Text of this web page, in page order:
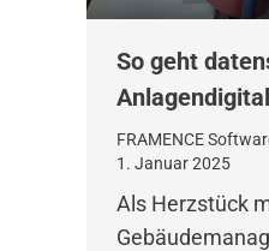
So geht
FRAMENCE
1. Januar 2025
Als Herzstück